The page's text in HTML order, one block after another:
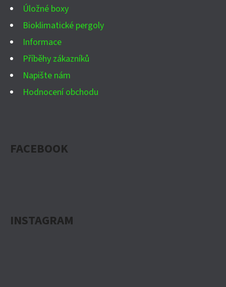
Úložné boxy
Bioklimatické pergoly
Informace
Příběhy zákazníků
Napište nám
Hodnocení obchodu
FACEBOOK
INSTAGRAM